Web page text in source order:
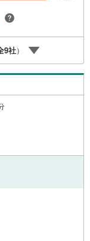
規内装リノベーショ
間はいつでも調整
がります。■不動産
ローンのご相談 ○
○弊社買取も行っ
9社）